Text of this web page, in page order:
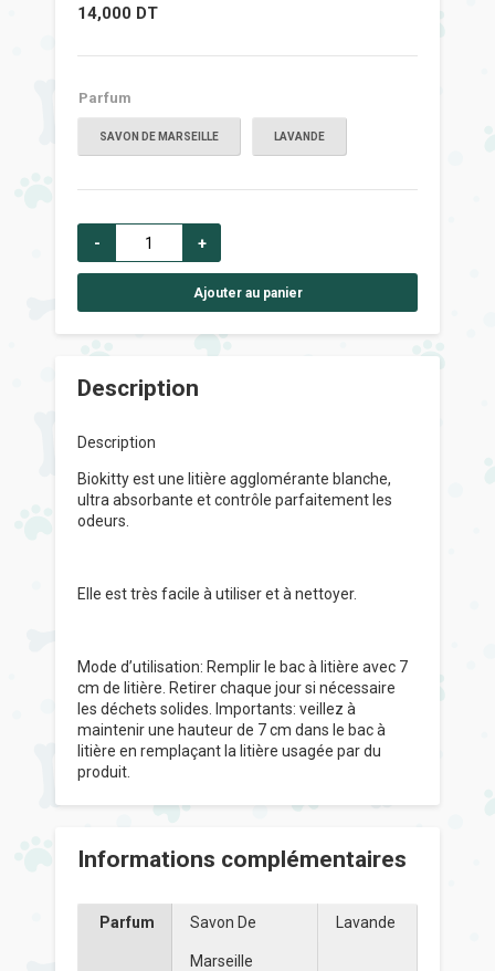
14,000 DT
Parfum
SAVON DE MARSEILLE LAVANDE
- +
Ajouter au panier
Description
Description
Biokitty est une litière agglomérante blanche,
ultra absorbante et contrôle parfaitement les
odeurs.
Elle est très facile à utiliser et à nettoyer.
Mode d’utilisation: Remplir le bac à litière avec 7
cm de litière. Retirer chaque jour si nécessaire
les déchets solides. Importants: veillez à
maintenir une hauteur de 7 cm dans le bac à
litière en remplaçant la litière usagée par du
produit.
Informations complémentaires
Parfum Savon De
Marseille
Lavande